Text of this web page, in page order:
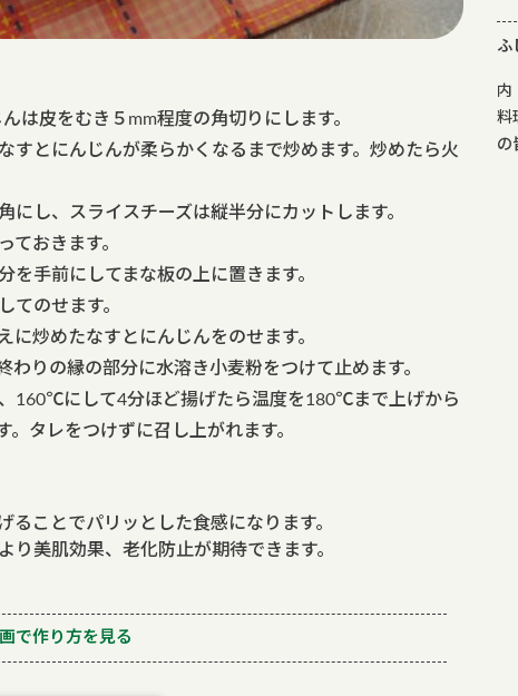
は皮をむき５mm程度の角切りにします。
すとにんじんが柔らかくなるまで炒めます。炒めたら火
し、スライスチーズは縦半分にカットします。
ておきます。
手前にしてまな板の上に置きます。
てのせます。
炒めたなすとにんじんをのせます。
わりの縁の部分に水溶き小麦粉をつけて止めます。
160℃にして4分ほど揚げたら温度を180℃まで上げから
タレをつけずに召し上がれます。
ことでパリッとした食感になります。
り美肌効果、老化防止が期待できます。
で作り方を見る
ふ
料
の